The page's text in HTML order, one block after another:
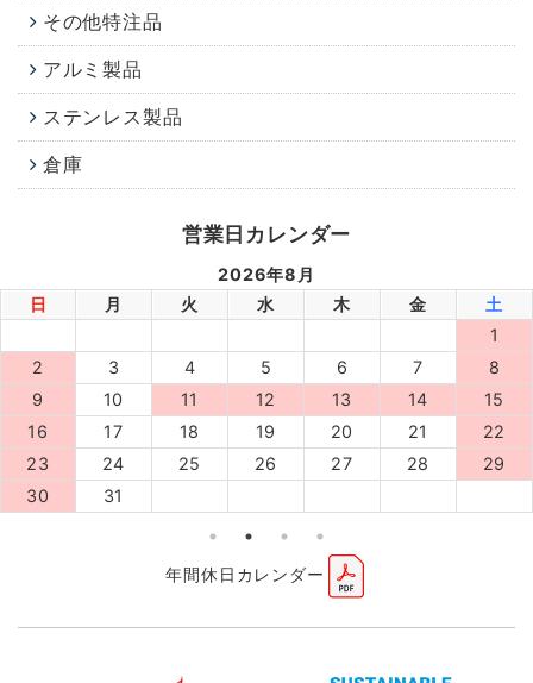
その他特注品
アルミ製品
ステンレス製品
倉庫
営業日カレンダー
2026年8月
日
月 火 水 木 金
土
1
2
3 4 5 6 7
8
9
10 11 12 13 14
15
16
17 18 19 20 21
22
23
24 25 26 27 28
29
30
31
年間休日カレンダー